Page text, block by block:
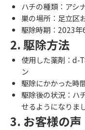
ハチの種類：アシ
巣の場所：足立区
駆除時期：2023年
2. 駆除方法
使用した薬剤：d-
ン
駆除にかかった時
駆除後の状況：ハ
せるようになりま
3. お客様の声